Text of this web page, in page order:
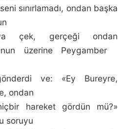
sınırlamadı, ondan başka
çek, gerçeği ondan
üzerine Peygamber
ve: «Ey Bureyre,
ondan
hareket gördün mü?»
soruyu